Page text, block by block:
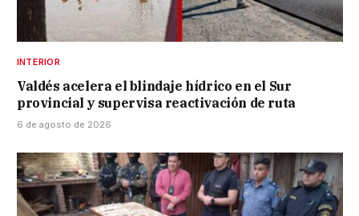
INTERIOR
Valdés acelera el blindaje hídrico en el Sur
provincial y supervisa reactivación de ruta
6 de agosto de 2026